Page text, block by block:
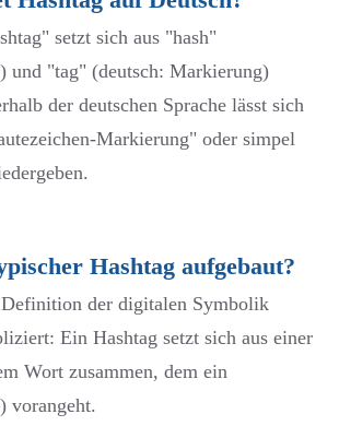
setzt sich aus "hash"
und "tag" (deutsch: Markierung)
der deutschen Sprache lässt sich
Markierung" oder simpel
Hashtag aufgebaut?
der digitalen Symbolik
Ein Hashtag setzt sich aus einer
Wort zusammen, dem ein
vorangeht.